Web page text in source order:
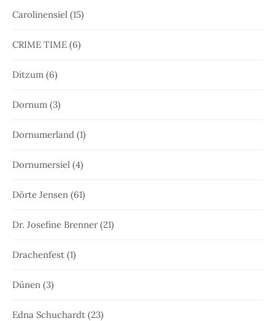
Carolinensiel (15)
CRIME TIME (6)
Ditzum (6)
Dornum (3)
Dornumerland (1)
Dornumersiel (4)
Dörte Jensen (61)
Dr. Josefine Brenner(21)
Drachenfest (1)
Dünen (3)
Edna Schuchardt (23)